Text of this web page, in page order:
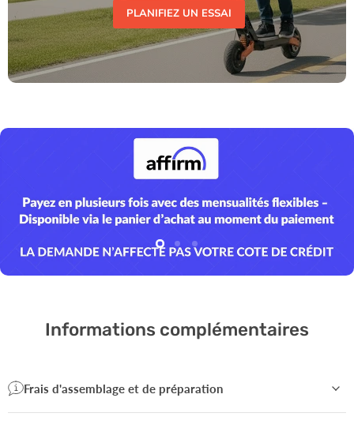
PLANIFIEZ UN ESSAI
Diapositive
Diapositive
Diapositive
Informations complémentaires
Frais d'assemblage et de préparation